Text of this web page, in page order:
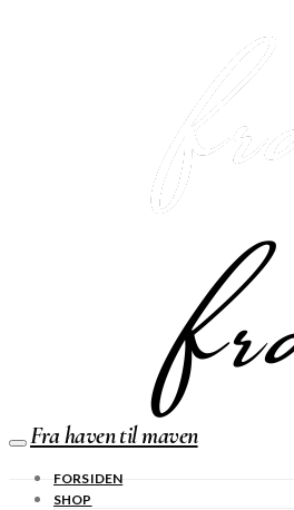
Fra haven til maven
FORSIDEN
SHOP